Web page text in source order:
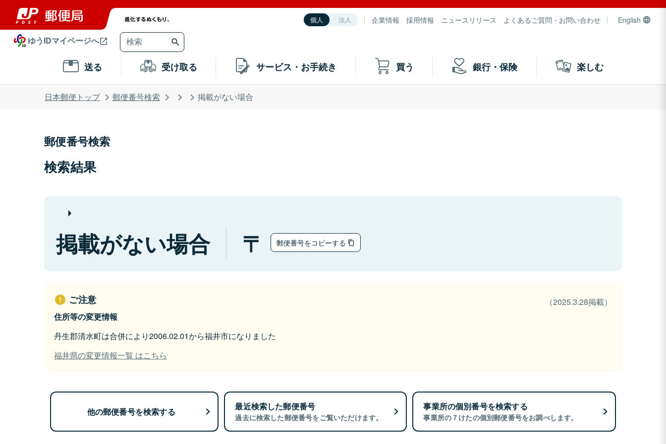
個人 法人 企業情報 採用情報 ニュースリリース よくあるご質問・お問い合わせ English
ゆうIDマイページへ
送る 受け取る サービス・お手続き 買う 銀行・保険 楽しむ
日本郵便トップ 郵便番号検索 掲載がない場合
郵便番号検索
検索結果
掲載がない場合 郵便番号をコピーする
ご注意
（2025.3.28掲載）
住所等の変更情報
丹生郡清水町は合併により2006.02.01から福井市になりました
福井県の変更情報一覧 はこちら
他の郵便番号を検索する 最近検索した郵便番号
過去に検索した郵便番号をご覧いただけます。
事業所の個別番号を検索する
事業所の７けたの個別郵便番号をお調べします。